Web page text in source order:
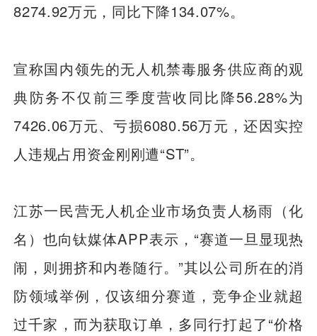
8274.92万元，同比下降134.07%。
宣称国内领先的无人机禁毒服务供应商的观
典防务不仅前三季度营收同比降56.28%为
7426.06万元、亏损6080.56万元，还因实控
人违规占用资金刚刚遭“ST”。
江苏一民营无人机企业市场负责人杨雨（化
名）也向钛媒体APP表示，“赛道一旦显现热
闹，则拥挤和内卷随行。”其以公司所在的消
防领域举例，仅该细分赛道，竞争企业就超
过千家，而为获取订单，多同行打起了“价格